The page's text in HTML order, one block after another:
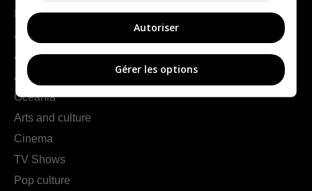
Europe
Americas
Asia
Africa
Oceania
Arts and culture
Cinema
TV Shows
Pop culture
Autoriser
Gérer les options